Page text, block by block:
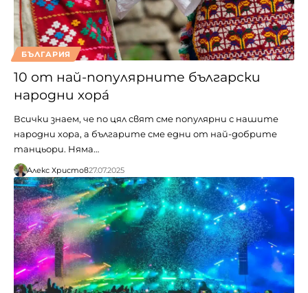
БЪЛГАРИЯ
10 от най-популярните български
народни хора́
Всички знаем, че по цял свят сме популярни с нашите
народни хора, а българите сме едни от най-добрите
танцьори. Няма…
Алекс Христов27.07.2025